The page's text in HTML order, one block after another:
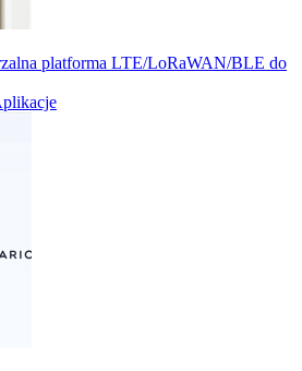
platforma LTE/LoRaWAN/BLE do